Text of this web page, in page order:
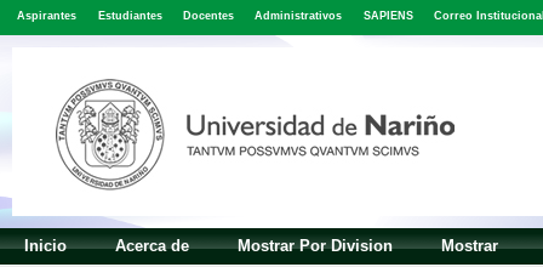
Aspirantes Estudiantes Docentes Administrativos SAPIENS Correo
Inicio Acerca de Mostrar Por Division Mostrar